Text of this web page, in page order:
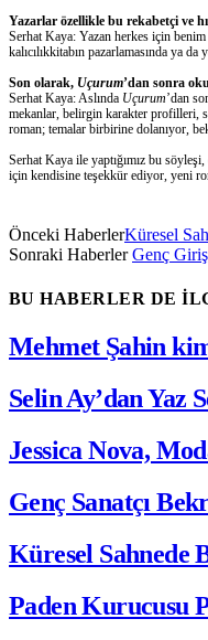
Yazarlar özellikle bu rekabetçi ve
Serhat Kaya: Yazan herkes için benim
kalıcılıkkitabın pazarlamasında ya da
Son olarak, Uçurum’dan sonra
Serhat Kaya:Aslında Uçurum’dan
mekanlar, belirgin karakter profilleri,
roman; temalar birbirine dolanıyor,
Serhat Kaya ile yaptığımız bu
için kendisine teşekkür ediyor, yeni
Önceki HaberlerKüresel
Sonraki HaberlerGenç
BU HABERLER DE
Mehmet Şahin
Selin Ay’dan Yaz
Jessica Nova,
Genç Sanatçı
Küresel Sahnede
Paden Kurucusu